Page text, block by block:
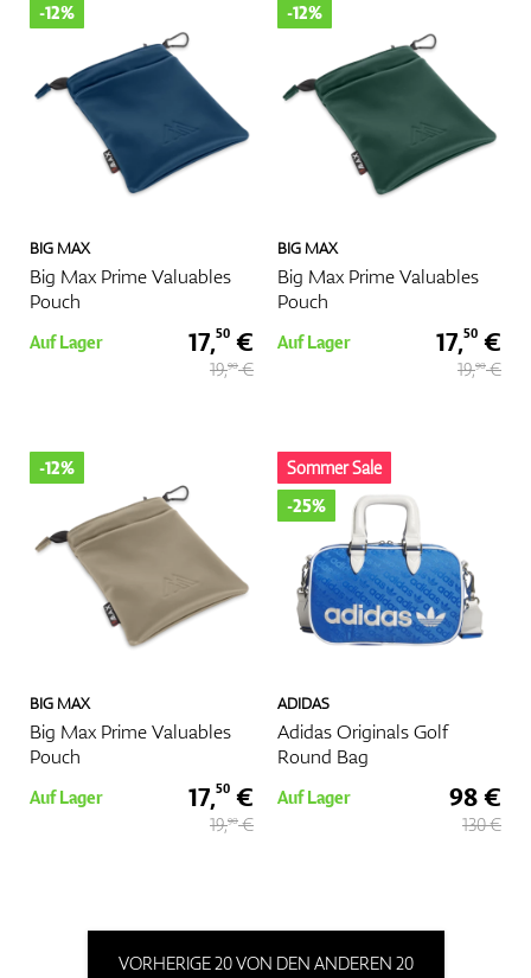
BIG MAX
Big Max Prime Valuables
Pouch
-12%
Auf Lager 17,50 €
19,90€
BIG MAX
Big Max Prime Valuables
Pouch
-12%
Auf Lager 17,50 €
19,90€
BIG MAX
Big Max Prime Valuables
Pouch
-12%
Auf Lager 17,50 €
19,90€
ADIDAS
Adidas Originals Golf
Round Bag
Sommer Sale
-25%
Auf Lager 98 €
130 €
VORHERIGE 20 VON DEN ANDEREN 20